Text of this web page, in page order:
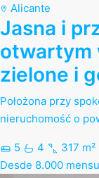
Alicante
Jasna i
otwartym
zielone i
Położona przy
nieruchomość o
5 4
317 m²
Desde 8.000